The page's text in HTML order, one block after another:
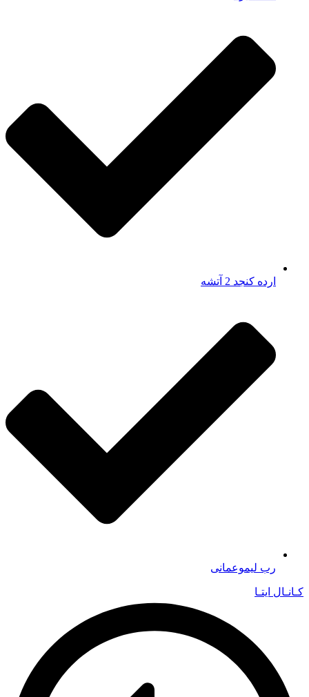
ارده کنجد 2 آتشه
رب لیموعمانی
کـانـال ایتـا